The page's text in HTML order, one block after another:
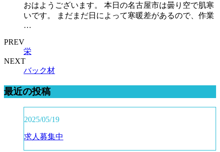
おはようございます。 本日の名古屋市は曇り空で肌寒
いです。 まだまだ日によって寒暖差があるので、作業
…
PREV
栄
NEXT
バック材
最近の投稿
2025/05/19
求人募集中